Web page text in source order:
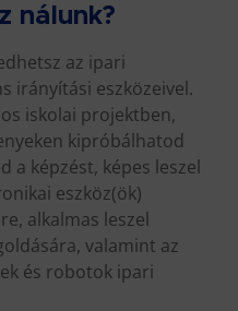
nálunk?
az ipari
irányítási eszközeivel.
iskolai projektben,
kipróbálhatod
a képzést, képes leszel
eszköz(ök)
alkalmas leszel
valamint az
és robotok ipari